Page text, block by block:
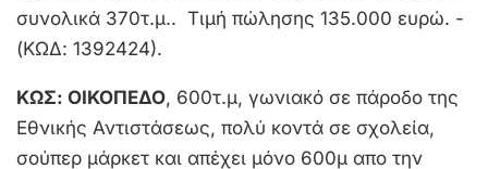
συνολικά 370τ.μ.. Τιμή πώλησης 135.000 ευρώ. -
(ΚΩΔ: 1392424).
ΚΩΣ: ΟΙΚΟΠΕΔΟ, 600τ.μ, γωνιακό σε πάροδο της
Εθνικής Αντιστάσεως, πολύ κοντά σε σχολεία,
σούπερ μάρκετ και απέχει μόνο 600μ απο την